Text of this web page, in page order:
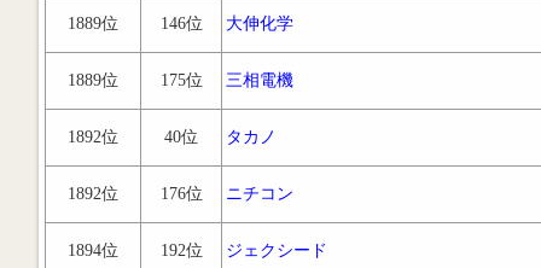
1889位 146位 大伸化学
1889位 175位 三相電機
1892位 40位 タカノ
1892位 176位 ニチコン
1894位 192位 ジェクシード